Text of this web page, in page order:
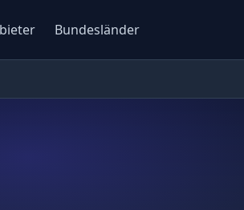
Bundesländer